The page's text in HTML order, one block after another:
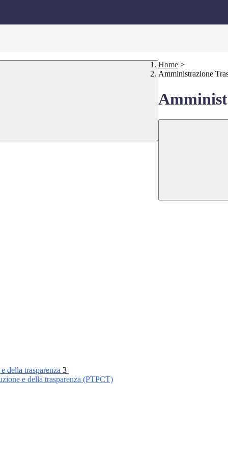
Home >
Amministrazione
della trasparenza 3
e della trasparenza (PTPCT)